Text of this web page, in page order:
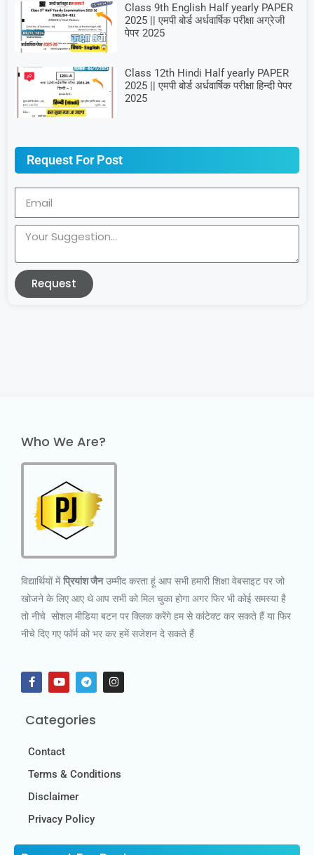
Class 9th English Half yearly PAPER
2025 || एमपी बोर्ड अर्धवार्षिक परीक्षा अग्रेजी
पेपर 2025
Class 12th Hindi Half yearly PAPER
2025 || एमपी बोर्ड अर्धवार्षिक परीक्षा हिन्दी पेपर
2025
Request For Post
Request
Who We Are?
विद्यार्थियों मेंप्रियांश जैनउम्मीद करता हूं आप सभी हमारी शिक्षा वेबसाइट पर जो
खोजने के लिए आए थे आप सभी को मिल चुका होगा अगर फिर भी कोई समस्या है
तो नीचे सोशल मीडिया बटन पर क्लिक करेंगे हम से कांटेक्ट कर सकते हैं या फिर
नीचे दिए गए फॉर्म को भर कर हमें सजेशन दे सकते हैं
Categories
Contact
Terms & Conditions
Disclaimer
Privacy Policy